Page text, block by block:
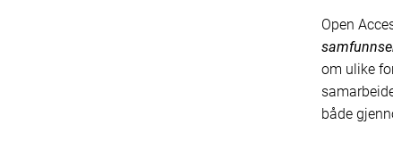
Open
om ulike
både